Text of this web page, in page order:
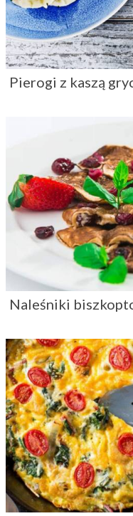
Pierogi z kaszą
Naleśniki